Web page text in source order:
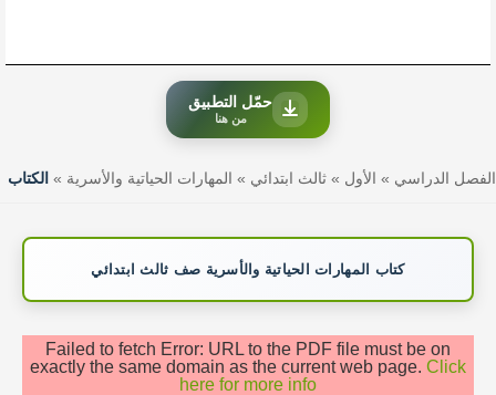
حمّل التطبيق
من هنا
الفصل الدراسي » الأول » ثالث ابتدائي » المهارات الحياتية والأسرية » الكتاب
كتاب المهارات الحياتية والأسرية صف ثالث ابتدائي
Failed to fetch Error: URL to the PDF file must be on
exactly the same domain as the current web page. Click
here for more info